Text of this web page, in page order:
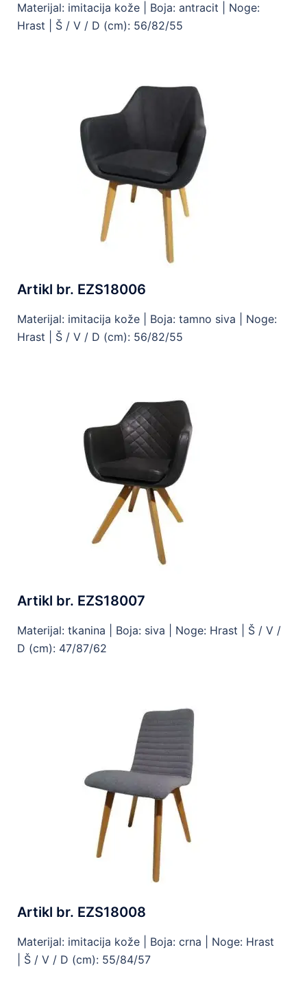
Materijal: imitacija kože | Boja: antracit | Noge:
Hrast | Š / V / D (cm): 56/82/55
Artikl br. EZS18006
Materijal: imitacija kože | Boja: tamno siva | Noge:
Hrast | Š / V / D (cm): 56/82/55
Artikl br. EZS18007
Materijal: tkanina | Boja: siva | Noge: Hrast | Š / V /
D (cm): 47/87/62
Artikl br. EZS18008
Materijal: imitacija kože | Boja: crna | Noge: Hrast
Š / V / D (cm): 55/84/57